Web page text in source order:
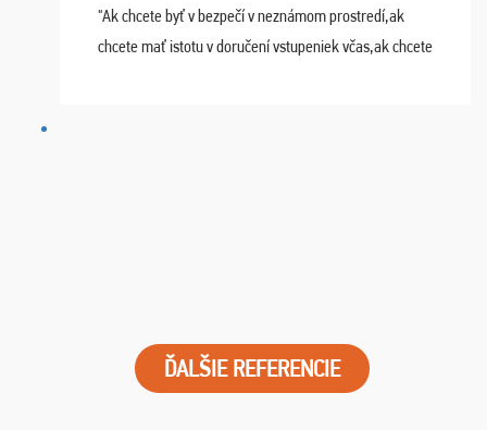
"Ak chcete byť v bezpečí v neznámom prostredí,ak
chcete mať istotu v doručení vstupeniek včas,ak chcete
ĎALŠIE REFERENCIE